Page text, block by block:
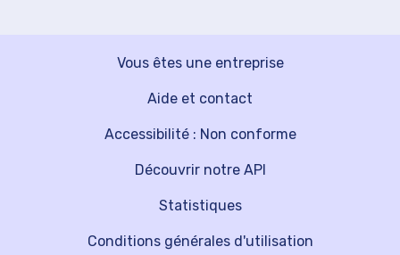
Vous êtes une entreprise
Découvrir notre API
Aide et contact
Statistiques
Accessibilité : Non conforme
Conditions générales d'utilisation